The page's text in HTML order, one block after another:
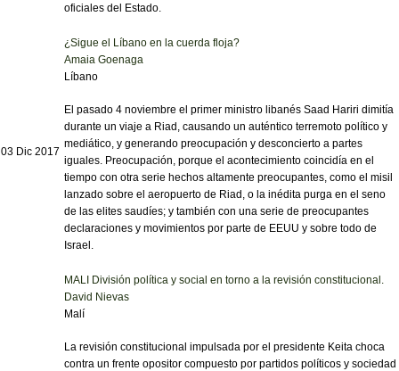
oficiales del Estado.
03 Dic 2017
¿Sigue el Líbano en la cuerda floja?
Amaia Goenaga
Líbano
El pasado 4 noviembre el primer ministro libanés Saad Hariri dimitía
durante un viaje a Riad, causando un auténtico terremoto político y
mediático, y generando preocupación y desconcierto a partes
iguales. Preocupación, porque el acontecimiento coincidía en el
tiempo con otra serie hechos altamente preocupantes, como el misil
lanzado sobre el aeropuerto de Riad, o la inédita purga en el seno
de las elites saudíes; y también con una serie de preocupantes
declaraciones y movimientos por parte de EEUU y sobre todo de
Israel.
MALI División política y social en torno a la revisión constitucional.
David Nievas
Malí
La revisión constitucional impulsada por el presidente Keita choca
contra un frente opositor compuesto por partidos políticos y sociedad